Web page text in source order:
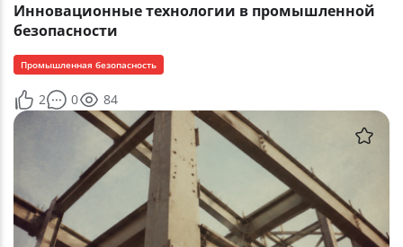
Инновационные технологии в промышленной
безопасности
Промышленная безопасность
2 0 84